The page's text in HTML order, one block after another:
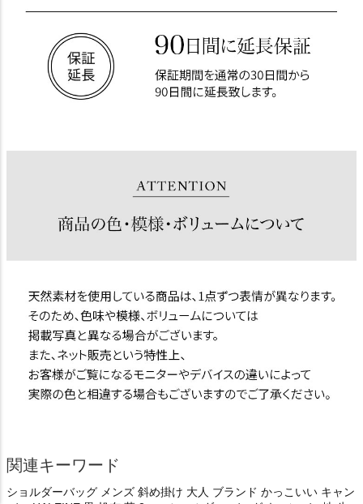
関連キーワード
ショルダーバッグ メンズ 斜め掛け 大人 ブランド かっこいい キャン